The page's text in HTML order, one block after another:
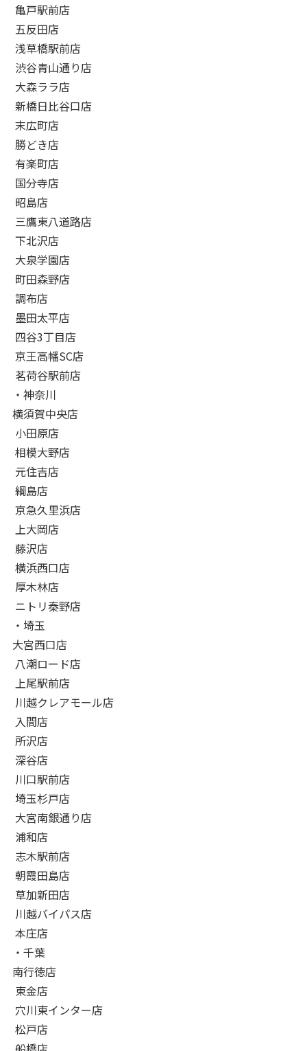
亀戸駅前店
五反田店
浅草橋駅前店
渋谷青山通り店
大森ララ店
新橋日比谷口店
末広町店
勝どき店
有楽町店
国分寺店
昭島店
三鷹東八道路店
下北沢店
大泉学園店
町田森野店
調布店
墨田太平店
四谷3丁目店
京王高幡SC店
茗荷谷駅前店
・神奈川
横須賀中央店
小田原店
相模大野店
元住吉店
綱島店
京急久里浜店
上大岡店
藤沢店
横浜西口店
厚木林店
ニトリ秦野店
・埼玉
大宮西口店
八潮ロード店
上尾駅前店
川越クレアモール店
入間店
所沢店
深谷店
川口駅前店
埼玉杉戸店
大宮南銀通り店
浦和店
志木駅前店
朝霞田島店
草加新田店
川越バイパス店
本庄店
・千葉
南行徳店
東金店
穴川東インター店
松戸店